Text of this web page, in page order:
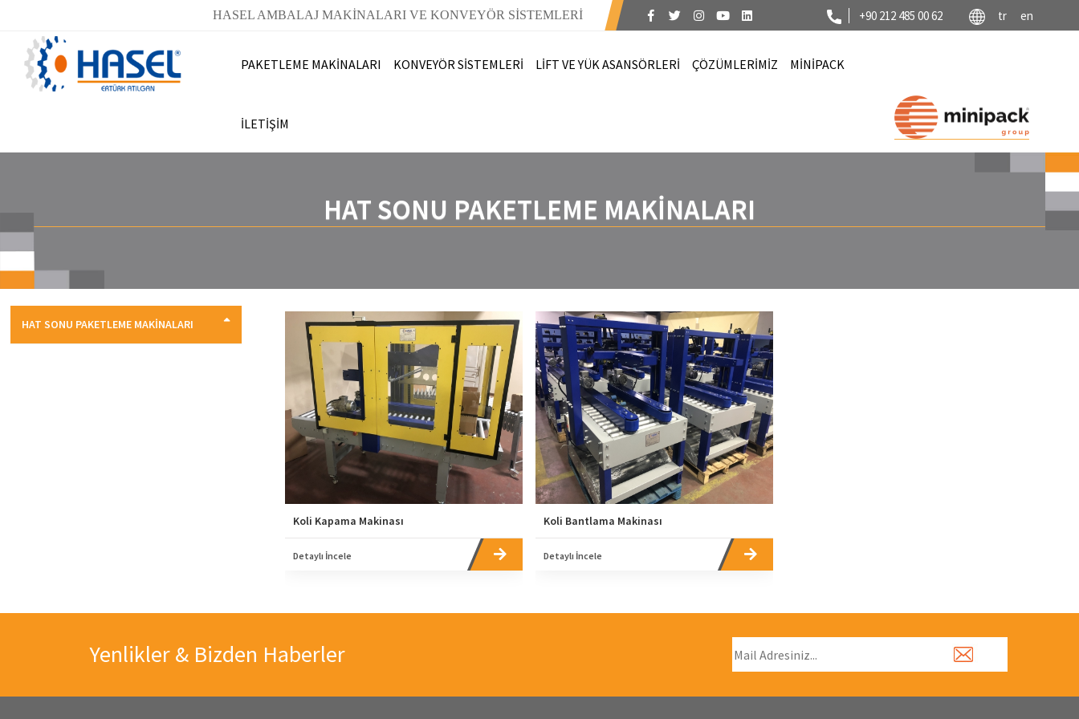
HASEL AMBALAJ MAKİNALARI VE KONVEYÖR SİSTEMLERİ +90 212 485 00 62 tr en
PAKETLEME MAKİNALARI KONVEYÖR SİSTEMLERİ LİFT VE YÜK ASANSÖRLERİ ÇÖZÜMLERİMİZ MİNİPACK
İLETİŞİM
HAT SONU PAKETLEME MAKİNALARI
HAT SONU PAKETLEME MAKİNALARI
Koli Kapama Makinası
Detaylı İncele
Koli Bantlama Makinası
Detaylı İncele
Yenlikler & Bizden Haberler